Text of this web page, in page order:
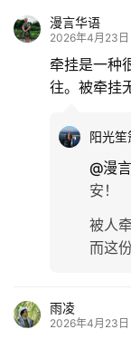
漫言华语
2026年4月23
牵挂是一种
往。被牵挂
阳光
@漫
安！
被人
而这
雨凌
2026年4月23日